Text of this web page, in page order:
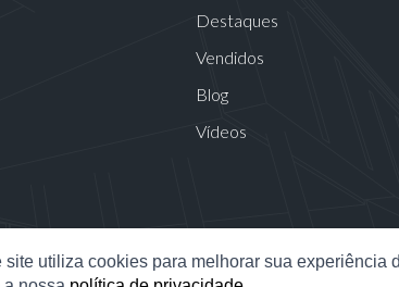
Destaques
Vendidos
Blog
Vídeos
site utiliza cookies para melhorar sua experiência